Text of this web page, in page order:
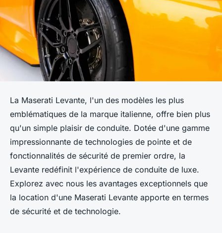
La Maserati Levante, l'un des modèles les plus
emblématiques de la marque italienne, offre bien plus
qu'un simple plaisir de conduite. Dotée d'une gamme
impressionnante de technologies de pointe et de
fonctionnalités de sécurité de premier ordre, la
Levante redéfinit l'expérience de conduite de luxe.
Explorez avec nous les avantages exceptionnels que
la location d'une Maserati Levante apporte en termes
de sécurité et de technologie.